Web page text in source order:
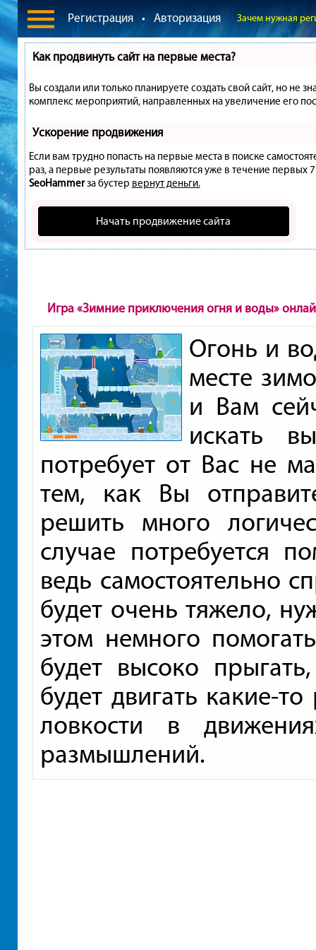
Регистрация • Авторизация Зачем нужная
Как продвинуть сайт на первые места?
Вы создали или только планируете создать свой сайт, но не
комплекс мероприятий, направленных на увеличение его
Ускорение продвижения
Если вам трудно попасть на первые места в поиске
раз, а первые результаты появляются уже в течение первых
SeoHammerза бустер вернут деньги.
Начать продвижение сайта
Игра «Зимние приключения огня и воды»
Огонь и
месте
и Вам
искать
потребует от Вас не
тем, как Вы
решить много
случае потребуется
ведь самостоятельно
будет очень тяжело,
этом немного
будет высоко
будет двигать какие-
ловкости в
размышлений.